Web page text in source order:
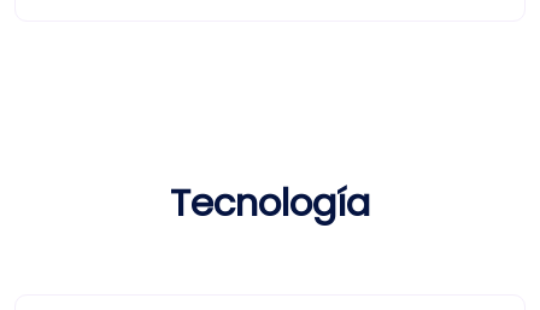
Tecnología